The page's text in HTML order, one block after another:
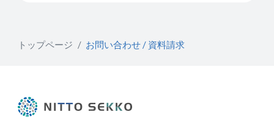
トップページ お問い合わせ / 資料請求